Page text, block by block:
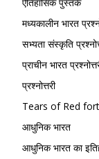
मध्यकालीन भारत
सभ्यता संस्कृति
प्राचीन भारत
प्रश्नोत्तरी
Tears of Red
आधुनिक भारत
आधुनिक भारत का